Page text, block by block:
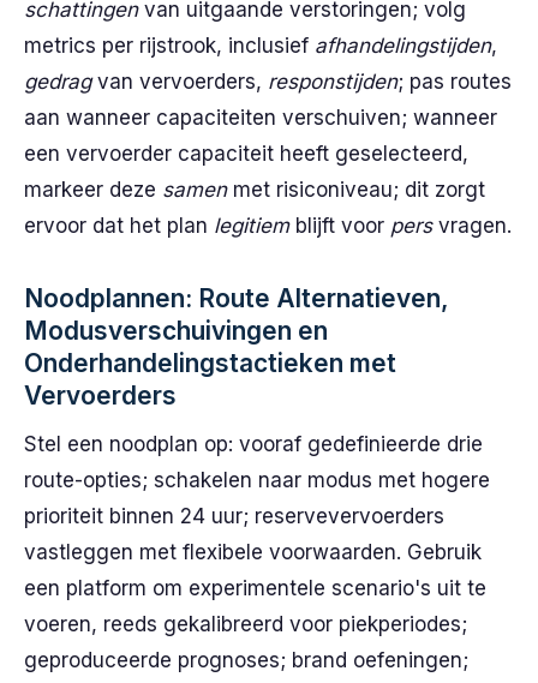
schattingenvan uitgaande verstoringen; volg
metrics per rijstrook, inclusief afhandelingstijden,
gedragvan vervoerders, responstijden; pas routes
aan wanneer capaciteiten verschuiven; wanneer
een vervoerder capaciteit heeft geselecteerd,
markeer deze samenmet risiconiveau; dit zorgt
ervoor dat het plan legitiemblijft voor persvragen.
Noodplannen: Route Alternatieven,
Modusverschuivingen en
Onderhandelingstactieken met
Vervoerders
Stel een noodplan op: vooraf gedefinieerde drie
route-opties; schakelen naar modus met hogere
prioriteit binnen 24 uur; reservevervoerders
vastleggen met flexibele voorwaarden. Gebruik
een platform om experimentele scenario's uit te
voeren, reeds gekalibreerd voor piekperiodes;
geproduceerde prognoses; brand oefeningen;